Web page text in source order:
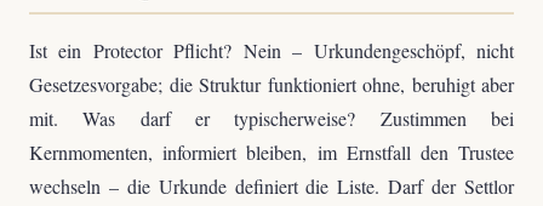
Ist ein Protector Pflicht? Nein – Urkundengeschöpf, nicht
Gesetzesvorgabe; die Struktur funktioniert ohne, beruhigt aber
mit. Was darf er typischerweise? Zustimmen bei
Kernmomenten, informiert bleiben, im Ernstfall den Trustee
wechseln – die Urkunde definiert die Liste. Darf der Settlor